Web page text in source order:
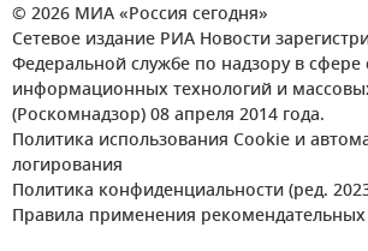
© 2026 МИА «Россия сегодня»
Сетевое издание РИА Новости
Федеральной службе по надзору в сфере
информационных технологий и
(Роскомнадзор) 08 апреля 2014 года.
Политика использования Cookie и
логирования
Политика конфиденциальности (ред.
Правила применения